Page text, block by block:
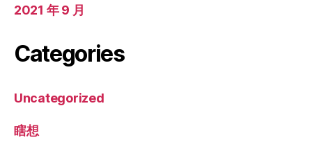
2021 年 9 月
Categories
Uncategorized
瞎想